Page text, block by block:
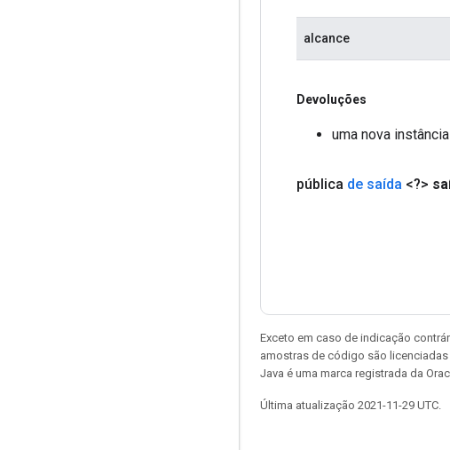
alcance
Devoluções
uma nova
pública de saída <?>
Exceto em caso de indicação
amostras de código são
Java é uma marca registrada da
Última atualização 2021-11-29 UTC.